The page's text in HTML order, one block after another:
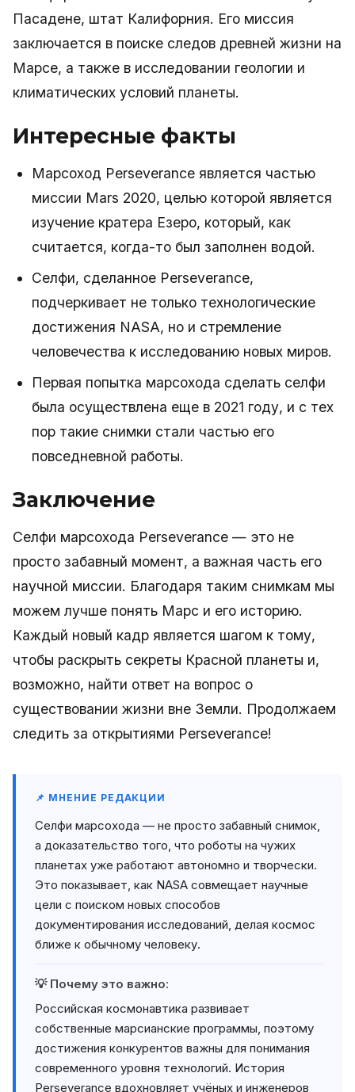
Пасадене, штат Калифорния. Его миссия
заключается в поиске следов древней жизни на
Марсе, а также в исследовании геологии и
климатических условий планеты.
Интересные факты
Марсоход Perseverance является частью
миссии Mars 2020, целью которой является
изучение кратера Езеро, который, как
считается, когда-то был заполнен водой.
Селфи, сделанное Perseverance,
подчеркивает не только технологические
достижения NASA, но и стремление
человечества к исследованию новых миров.
Первая попытка марсохода сделать селфи
была осуществлена еще в 2021 году, и с тех
пор такие снимки стали частью его
повседневной работы.
Заключение
Селфи марсохода Perseverance — это не
просто забавный момент, а важная часть его
научной миссии. Благодаря таким снимкам мы
можем лучше понять Марс и его историю.
Каждый новый кадр является шагом к тому,
чтобы раскрыть секреты Красной планеты и,
возможно, найти ответ на вопрос о
существовании жизни вне Земли. Продолжаем
следить за открытиями Perseverance!
📌 МНЕНИЕ РЕДАКЦИИ
Селфи марсохода — не просто забавный снимок,
а доказательство того, что роботы на чужих
планетах уже работают автономно и творчески.
Это показывает, как NASA совмещает научные
цели с поиском новых способов
документирования исследований, делая космос
ближе к обычному человеку.
💡 Почему это важно:
Российская космонавтика развивает
собственные марсианские программы, поэтому
достижения конкурентов важны для понимания
современного уровня технологий. История
Perseverance вдохновляет учёных и инженеров